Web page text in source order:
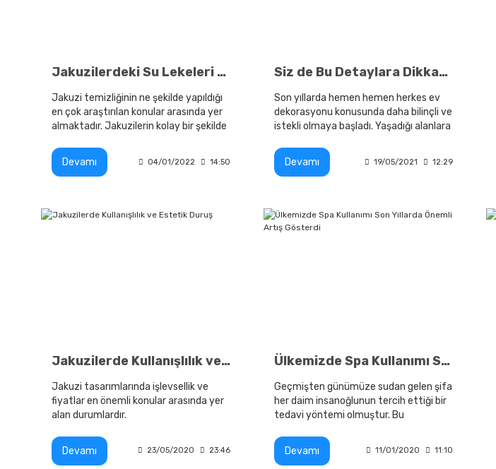
Jakuzilerdeki Su Lekeleri Nasıl Temizlenir
Jakuzi temizliğinin ne şekilde yapıldığı
en çok araştırılan konular arasında yer
almaktadır. Jakuzilerin kolay bir şekilde
Devamı
04/01/2022 14:50
Siz de Bu Detaylara Dikkat Ederek Şık Bir Banyoya Sahip Olabilirsiniz
Son yıllarda hemen hemen herkes ev
dekorasyonu konusunda daha bilinçli ve
istekli olmaya başladı. Yaşadığı alanlara
Devamı
19/05/2021 12:29
Jakuzilerde Kullanışlılık ve Estetik Duruş
Jakuzi tasarımlarında işlevsellik ve
fiyatlar en önemli konular arasında yer
alan durumlardır.
Devamı 23/05/2020 23:46
Ülkemizde Spa Kullanımı Son Yıllarda Önemli Artış Gösterdi
Geçmişten günümüze sudan gelen şifa
her daim insanoğlunun tercih ettiği bir
tedavi yöntemi olmuştur. Bu
jakuzi ve spa merkezlerine
Devamı 11/01/2020 11:10